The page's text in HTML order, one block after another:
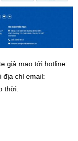
giả mạo tới hotline:
địa chỉ email:
thời.